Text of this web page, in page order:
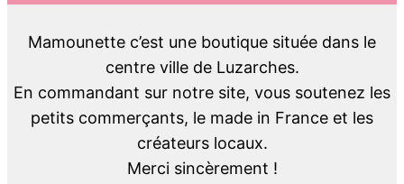
Mamounette c’est une boutique située dans le
centre ville de Luzarches.
En commandant sur notre site, vous soutenez les
petits commerçants, le made in France et les
créateurs locaux.
Merci sincèrement !